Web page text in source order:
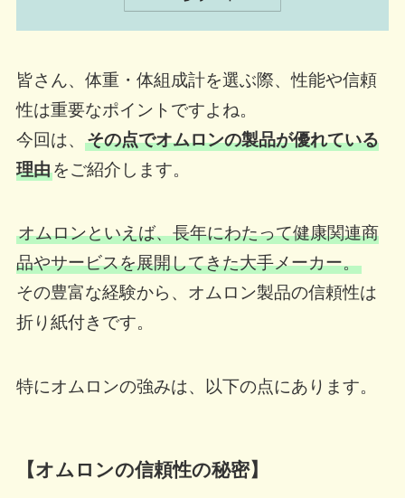
皆さん、体重・体組成計を選ぶ際、性能や信頼
性は重要なポイントですよね。
今回は、 その点でオムロンの製品が優れている
理由をご紹介します。
オムロンといえば、長年にわたって健康関連商
品やサービスを展開してきた大手メーカー。
その豊富な経験から、オムロン製品の信頼性は
折り紙付きです。
特にオムロンの強みは、以下の点にあります。
【オムロンの信頼性の秘密】